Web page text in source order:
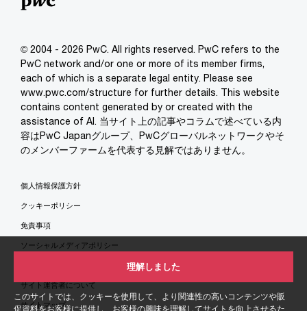
このサイトでは、クッキーを使用して、より関連性の高いコンテンツや販
促資料をお客様に提供し、お客様の興味を理解してサイトを向上させるた
理解しました
© 2004 - 2026 PwC. All rights reserved. PwC refers to the
PwC network and/or one or more of its member firms,
each of which is a separate legal entity. Please see
www.pwc.com/structure for further details. This website
contains content generated by or created with the
assistance of AI. 当サイト上の記事やコラムで述べている内
容はPwC Japanグループ、PwCグローバルネットワークやそ
のメンバーファームを代表する見解ではありません。
個人情報保護方針
クッキーポリシー
免責事項
ソーシャルメディアポリシー
サイト運営者について
サイトマップ